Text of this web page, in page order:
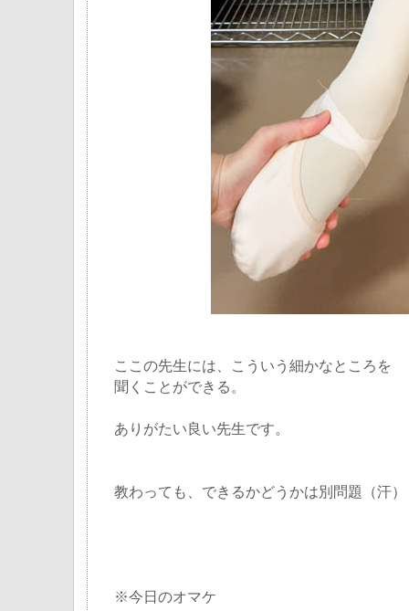
ここの先生には、こういう細かなところを
聞くことができる。
ありがたい良い先生です。
教わっても、できるかどうかは別問題（汗）
※今日のオマケ